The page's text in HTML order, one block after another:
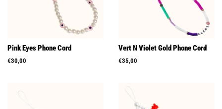
Pink Eyes Phone Cord
Prix
€30,00
Vert N Violet Gold Phone Cord
Prix
€35,00